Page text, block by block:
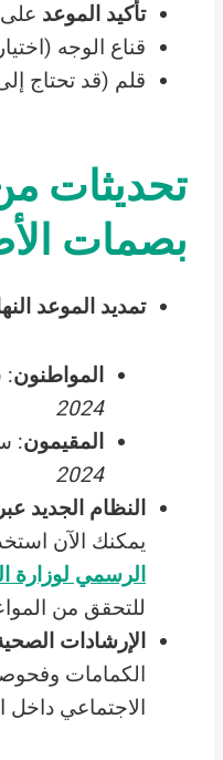
تأكيد الموعد
قناع الوجه
قلم (قد تحتاج
تحديثات
بصمات
تمديد الموعد
المواطنون:
2024
المقيمون:
2024
النظام الجديد
يمكنك الآن
الرسمي لوزارة
للتحقق من
الإرشادات
الكمامات
الاجتماعي داخل